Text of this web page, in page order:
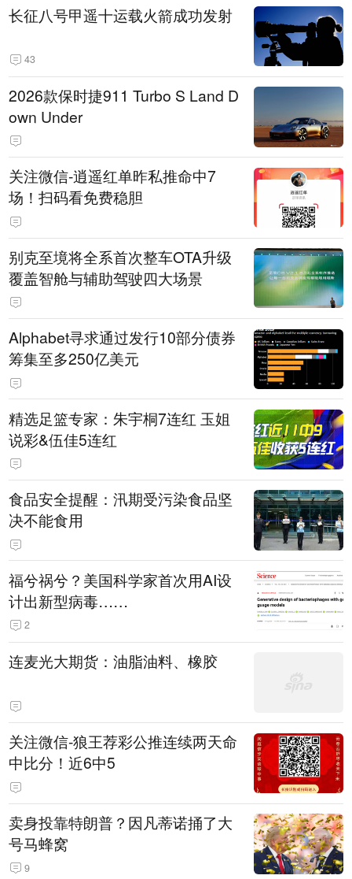
长征八号甲遥十运载火箭成功发射
43
2026款保时捷911 Turbo S Land D
own Under
关注微信-逍遥红单昨私推命中7
场！扫码看免费稳胆
别克至境将全系首次整车OTA升级
覆盖智舱与辅助驾驶四大场景
Alphabet寻求通过发行10部分债券
筹集至多250亿美元
精选足篮专家：朱宇桐7连红 玉姐
说彩&伍佳5连红
食品安全提醒：汛期受污染食品坚
决不能食用
福兮祸兮？美国科学家首次用AI设
计出新型病毒……
2
连麦光大期货：油脂油料、橡胶
关注微信-狼王荐彩公推连续两天命
中比分！近6中5
卖身投靠特朗普？因凡蒂诺捅了大
号马蜂窝
9